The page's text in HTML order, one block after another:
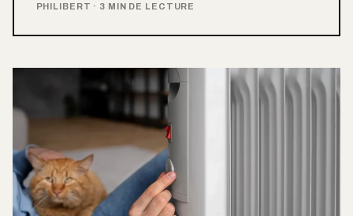
PHILIBERT · 3 MIN DE LECTURE